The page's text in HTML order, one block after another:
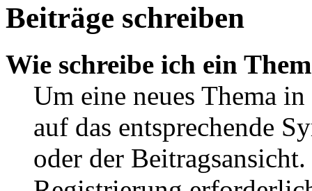
Beiträge schreiben
Wie schreibe ich ein
Um eine neues Thema
auf das entsprechende
oder der